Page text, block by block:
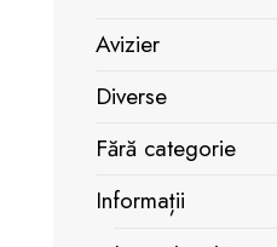
Avizier
Diverse
Fără categorie
Informații